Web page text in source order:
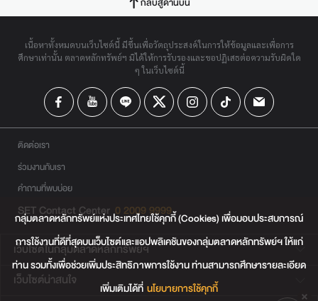
เนื้อหาทั้งหมดบนเว็บไซต์นี้ มีขึ้นเพื่อวัตถุประสงค์ในการให้ข้อมูลและเพื่อการ
ศึกษาเท่านั้น ตลาดหลักทรัพย์ฯ มิได้ให้การรับรองและขอปฏิเสธต่อความรับผิดใด
ๆ ในเว็บไซต์นี้
ติดต่อเรา
ร่วมงานกับเรา
คำถามที่พบบ่อย
SET Contact Center 0 2009 9999
เว็บไซต์ในกลุ่มตลาดหลักทรัพย์ฯ
เว็บไซต์น่าสนใจ
กลุ่มตลาดหลักทรัพย์แห่งประเทศไทยใช้คุกกี้ (Cookies) เพื่อมอบประสบการณ์
การใช้งานที่ดีที่สุดบนเว็บไซต์และแอปพลิเคชันของกลุ่มตลาดหลักทรัพย์ฯ ให้แก่
ท่าน รวมทั้งเพื่อช่วยเพิ่มประสิทธิภาพการใช้งาน ท่านสามารถศึกษารายละเอียด
เพิ่มเติมได้ที่ นโยบายการใช้คุกกี้